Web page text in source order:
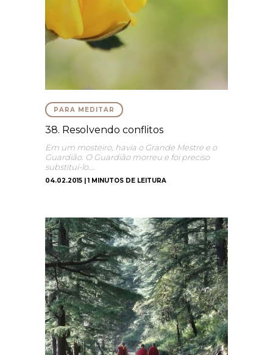
PARA MEDITAR
38. Resolvendo conflitos
Em um mosteiro, havia o Grande Mestre e o
Guardião. O Guardião morreu e foi preciso
substituí-lo.…
04.02.2015 | 1 MINUTOS DE LEITURA